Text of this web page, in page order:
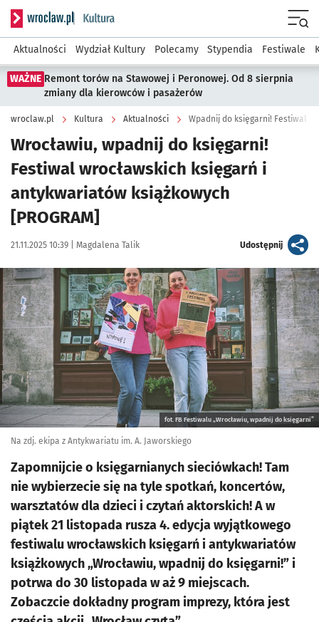
Serwis informacyjny wroclaw.pl podserwis: Kultura
Aktualności Wydział Kultury Polecamy Stypendia Festiwale
WAŻNE Remont torów na Stawowej i Peronowej. Od 8 sierpnia
zmiany dla kierowców i pasażerów
wroclaw.pl Kultura Aktualności Wpadnij do księgarni! Festiwal
Wrocławiu, wpadnij do księgarni!
Festiwal wrocławskich księgarń i
antykwariatów książkowych
[PROGRAM]
Data publikacji:
21.11.2025 10:39 | Autor:
Magdalena Talik Udostępnijartykuł
Kliknij, aby powiększyć
fot. FB Festiwalu „Wrocławiu, wpadnij do księgarni”
Na zdj. ekipa z Antykwariatu im. A. Jaworskiego
Zapomnijcie o księgarnianych sieciówkach! Tam
nie wybierzecie się na tyle spotkań, koncertów,
warsztatów dla dzieci i czytań aktorskich! A w
piątek 21 listopada rusza 4. edycja wyjątkowego
festiwalu wrocławskich księgarń i antykwariatów
książkowych „Wrocławiu, wpadnij do księgarni!” i
potrwa do 30 listopada w aż 9 miejscach.
Zobaczcie dokładny program imprezy, która jest